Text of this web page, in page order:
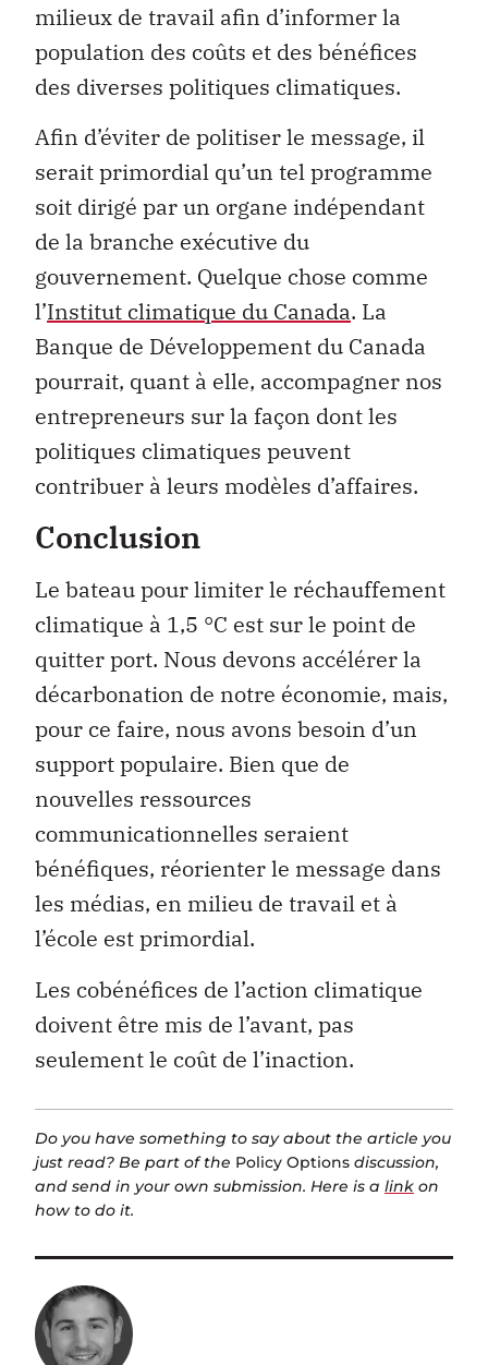
milieux de travail afin d’informer la
population des coûts et des bénéfices
des diverses politiques climatiques.
Afin d’éviter de politiser le message, il
serait primordial qu’un tel programme
soit dirigé par un organe indépendant
de la branche exécutive du
gouvernement. Quelque chose comme
l’Institut climatique du Canada. La
Banque de Développement du Canada
pourrait, quant à elle, accompagner nos
entrepreneurs sur la façon dont les
politiques climatiques peuvent
contribuer à leurs modèles d’affaires.
Conclusion
Le bateau pour limiter le réchauffement
climatique à 1,5 °C est sur le point de
quitter port. Nous devons accélérer la
décarbonation de notre économie, mais,
pour ce faire, nous avons besoin d’un
support populaire. Bien que de
nouvelles ressources
communicationnelles seraient
bénéfiques, réorienter le message dans
les médias, en milieu de travail et à
l’école est primordial.
Les cobénéfices de l’action climatique
doivent être mis de l’avant, pas
seulement le coût de l’inaction.
Do you have something to say about the article you
just read? Be part of the Policy Options discussion,
and send in your own submission. Here is a link on
how to do it.